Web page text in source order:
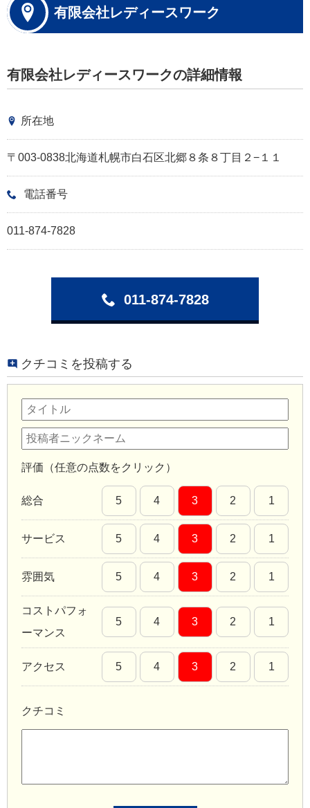
有限会社レディースワーク
有限会社レディースワークの詳細情報
所在地
〒003-0838北海道札幌市白石区北郷８条８丁目２−１１
電話番号
011-874-7828
011-874-7828
クチコミを投稿する
評価（任意の点数をクリック）
総合 5 4 3 2 1
サービス 5 4 3 2 1
雰囲気 5 4 3 2 1
コストパフォ
ーマンス
5 4 3 2 1
アクセス 5 4 3 2 1
クチコミ